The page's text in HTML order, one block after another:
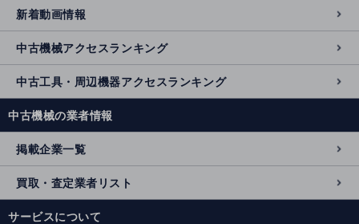
新着動画情報
中古機械アクセスランキング
中古工具・周辺機器アクセスランキング
中古機械の業者情報
掲載企業一覧
買取・査定業者リスト
サービスについて